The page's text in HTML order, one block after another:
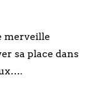
merveille
sa place dans